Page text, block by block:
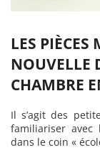
LES PIÈCES
NOUVELLE
CHAMBRE
Il s’agit des
familiariser avec
dans le coin «